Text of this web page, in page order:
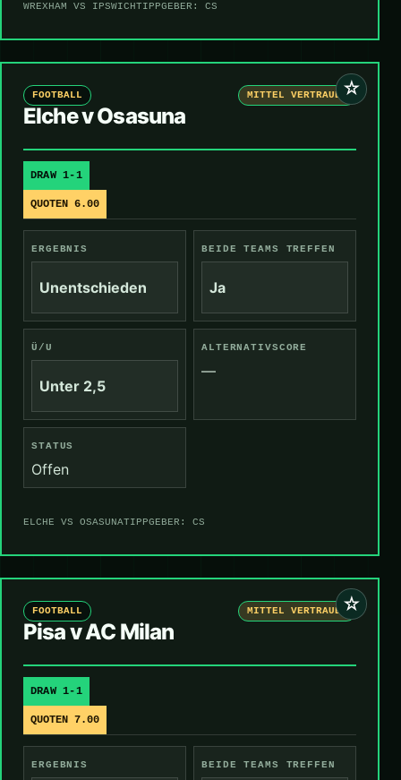
WREXHAM VS IPSWICHTIPPGEBER: CS
☆
FOOTBALL MITTEL VERTRAUEN
Elche v Osasuna
DRAW 1-1
QUOTEN 6.00
ERGEBNIS
Unentschieden
BEIDE TEAMS TREFFEN
Ja
Ü/U
Unter 2,5
ALTERNATIVSCORE
—
STATUS
Offen
ELCHE VS OSASUNATIPPGEBER: CS
☆
FOOTBALL MITTEL VERTRAUEN
Pisa v AC Milan
DRAW 1-1
QUOTEN 7.00
ERGEBNIS BEIDE TEAMS TREFFEN